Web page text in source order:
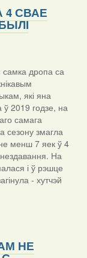
4 СВАЕ
дропа са
які яна
2019 годзе, на
самага
сезону змагла
менш 7 яек ў 4
На
і ў рэшце
- хутчэй
НЕ